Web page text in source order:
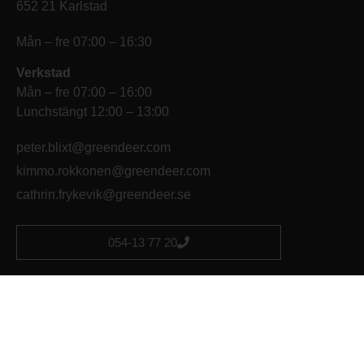
652 21 Karlstad
Mån – fre 07:00 – 16:30
Verkstad
Mån – fre 07:00 – 16:00
Lunchstängt 12:00 – 13:00
peter.blixt@greendeer.com
kimmo.rokkonen@greendeer.com
cathrin.frykevik@greendeer.se
054-13 77 20